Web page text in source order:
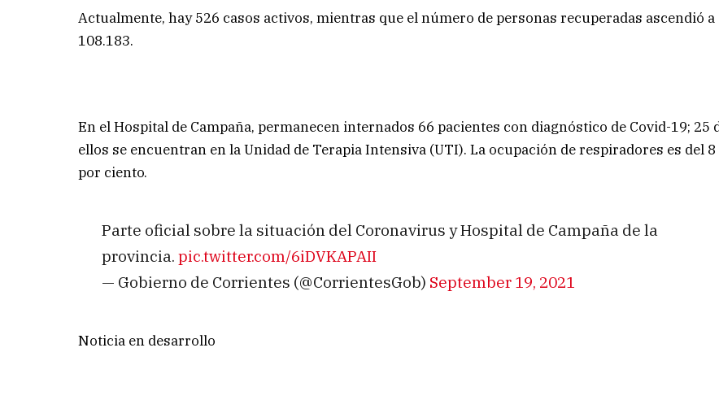
Actualmente, hay 526 casos activos, mientras que el número de personas recuperadas ascendió a
108.183.
En el Hospital de Campaña, permanecen internados 66 pacientes con diagnóstico de Covid-19; 25
ellos se encuentran en la Unidad de Terapia Intensiva (UTI). La ocupación de respiradores es del 8
por ciento.
Parte oficial sobre la situación del Coronavirus y Hospital de Campaña de la
provincia. pic.twitter.com/6iDVKAPAII
— Gobierno de Corrientes (@CorrientesGob) September 19, 2021
Noticia en desarrollo